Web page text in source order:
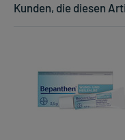
Kunden, die diesen